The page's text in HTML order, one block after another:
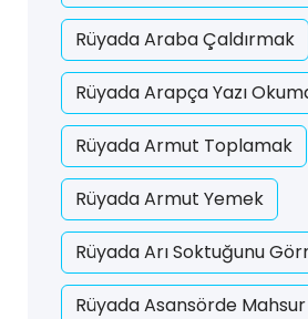
Rüyada Araba Çaldırmak
Rüyada Arapça Yazı
Rüyada Armut Toplamak
Rüyada Armut Yemek
Rüyada Arı Soktuğunu
Rüyada Asansörde